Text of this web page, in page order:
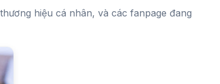
hiệu cá nhân, và các fanpage đang